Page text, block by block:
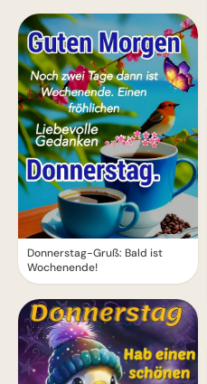
Donnerstag-Gruß: Bald ist
Wochenende!